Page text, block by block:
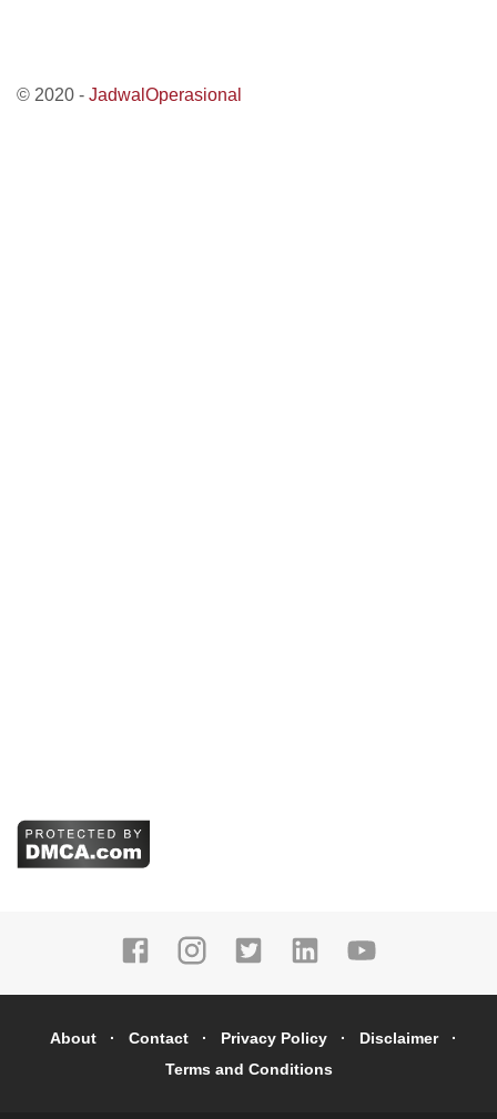
© 2020 - JadwalOperasional
About Contact Privacy Policy
Disclaimer
Terms and Conditions